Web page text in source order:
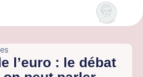
l’euro : le débat